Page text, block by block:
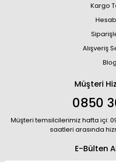
Kargo
Alışveriş
Blog
Müşteri
0850
Müşteri temsilcilerimiz hafta içi:
saatleri arasında
E-Bülten